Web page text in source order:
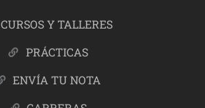
CURSOS Y TALLERES
PRÁCTICAS
ENVÍA TU NOTA